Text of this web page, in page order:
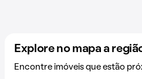
Explore no mapa a
Encontre imóveis que estão